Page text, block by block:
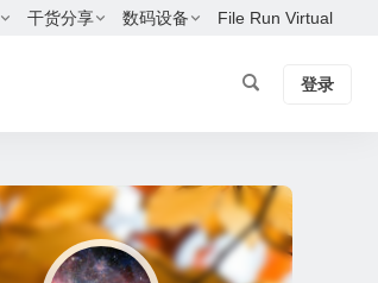
干货分享 数码设备 File Run Virtual
登录